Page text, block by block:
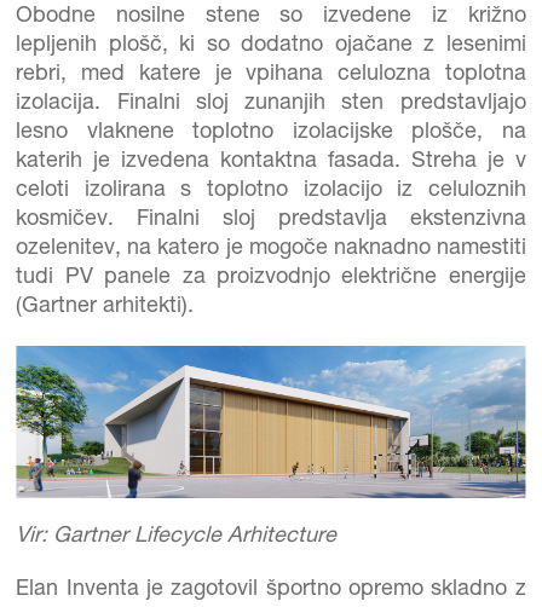
Obodne nosilne stene so izvedene iz križno
lepljenih plošč, ki so dodatno ojačane z lesenimi
rebri, med katere je vpihana celulozna toplotna
izolacija. Finalni sloj zunanjih sten predstavljajo
lesno vlaknene toplotno izolacijske plošče, na
katerih je izvedena kontaktna fasada. Streha je v
celoti izolirana s toplotno izolacijo iz celuloznih
kosmičev. Finalni sloj predstavlja ekstenzivna
ozelenitev, na katero je mogoče naknadno namestiti
tudi PV panele za proizvodnjo električne energije
(Gartner arhitekti).
Vir: Gartner Lifecycle Arhitecture
Elan Inventa je zagotovil športno opremo skladno z